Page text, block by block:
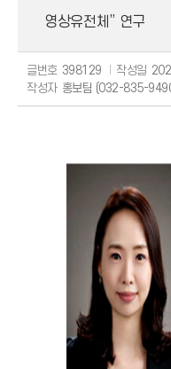
영상유전체” 연구
글번호 398129 작성일
작성자 홍보팀 (032-835-